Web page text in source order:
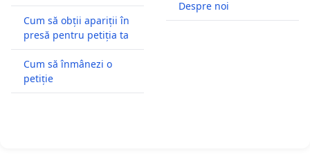
Cum să obții apariții în
presă pentru petiția ta
Cum să înmânezi o
petiție
Despre noi